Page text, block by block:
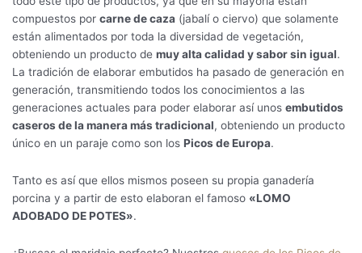
compuestos por carne de caza (jabalí o ciervo) que solamente
están alimentados por toda la diversidad de vegetación,
obteniendo un producto de muy alta calidad y sabor sin igual.
La tradición de elaborar embutidos ha pasado de generación en
generación, transmitiendo todos los conocimientos a las
generaciones actuales para poder elaborar así unos embutidos
caseros de la manera más tradicional, obteniendo un producto
único en un paraje como son los Picos de Europa.
Tanto es así que ellos mismos poseen su propia ganadería
porcina y a partir de esto elaboran el famoso «LOMO
ADOBADO DE POTES».